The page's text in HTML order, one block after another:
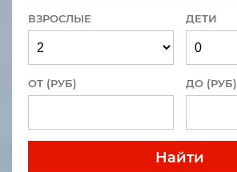
ВЗРОСЛЫЕ ДЕТИ
ОТ (РУБ) ДО (РУБ)
Найти